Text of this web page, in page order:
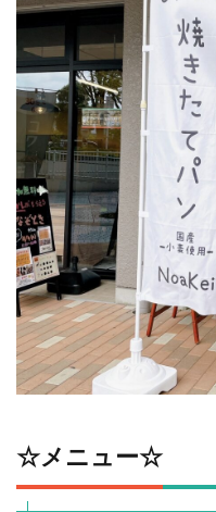
☆メニュー☆